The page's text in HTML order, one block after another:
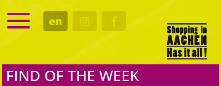
en
SERVICE
DATES
FIND OF THE WEEK